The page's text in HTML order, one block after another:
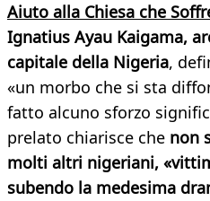
Aiuto alla Chiesa che
Ignatius Ayau Kaigama,
capitale della Nigeria,
«un morbo che si sta
fatto alcuno sforzo
prelato chiarisce che non
molti altri nigeriani,
subendo la medesima